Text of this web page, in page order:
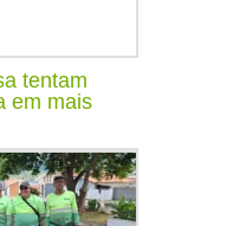
tentam
em mais